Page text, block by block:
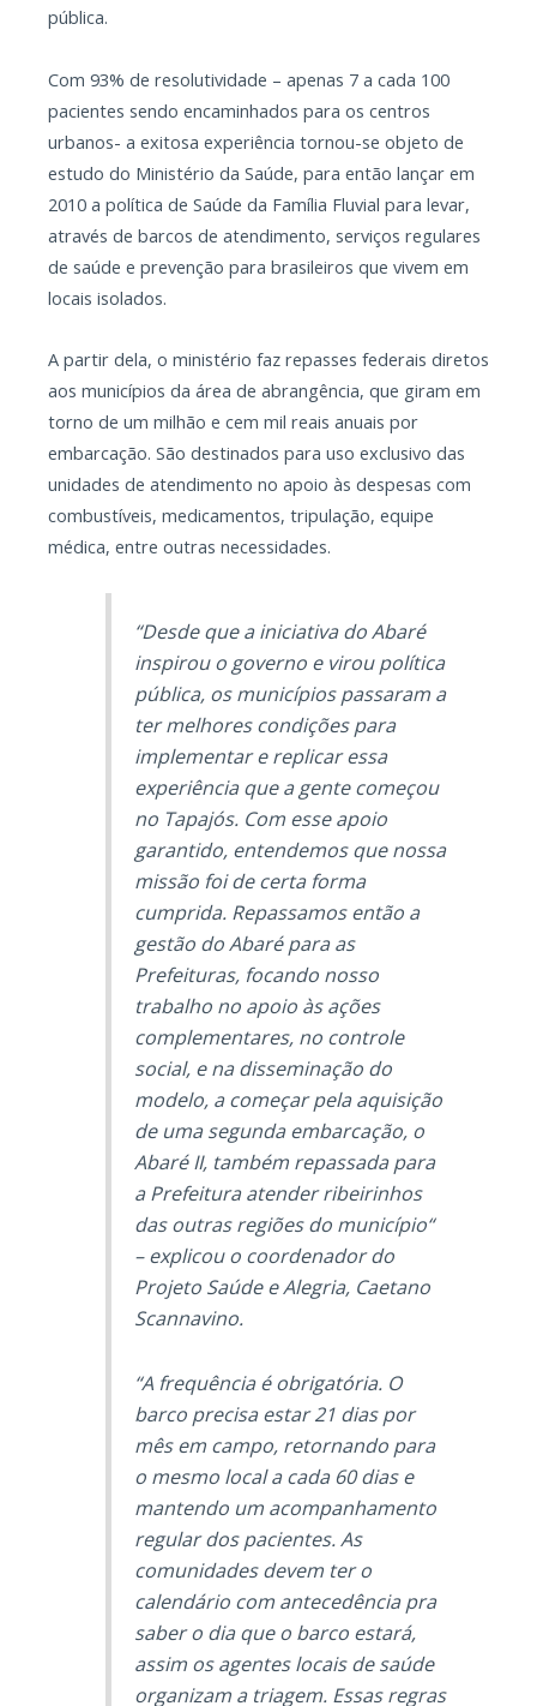
pública.
Com 93% de resolutividade – apenas 7 a cada 100
pacientes sendo encaminhados para os centros
urbanos- a exitosa experiência tornou-se objeto de
estudo do Ministério da Saúde, para então lançar em
2010 a política de Saúde da Família Fluvial para levar,
através de barcos de atendimento, serviços regulares
de saúde e prevenção para brasileiros que vivem em
locais isolados.
A partir dela, o ministério faz repasses federais diretos
aos municípios da área de abrangência, que giram em
torno de um milhão e cem mil reais anuais por
embarcação. São destinados para uso exclusivo das
unidades de atendimento no apoio às despesas com
combustíveis, medicamentos, tripulação, equipe
médica, entre outras necessidades.
“Desde que a iniciativa do Abaré
inspirou o governo e virou política
pública, os municípios passaram a
ter melhores condições para
implementar e replicar essa
experiência que a gente começou
no Tapajós. Com esse apoio
garantido, entendemos que nossa
missão foi de certa forma
cumprida. Repassamos então a
gestão do Abaré para as
Prefeituras, focando nosso
trabalho no apoio às ações
complementares, no controle
social, e na disseminação do
modelo, a começar pela aquisição
de uma segunda embarcação, o
Abaré II, também repassada para
a Prefeitura atender ribeirinhos
das outras regiões do município“
– explicou o coordenador do
Projeto Saúde e Alegria, Caetano
Scannavino.
“A frequência é obrigatória. O
barco precisa estar 21 dias por
mês em campo, retornando para
o mesmo local a cada 60 dias e
mantendo um acompanhamento
regular dos pacientes. As
comunidades devem ter o
calendário com antecedência pra
saber o dia que o barco estará,
assim os agentes locais de saúde
organizam a triagem. Essas regras